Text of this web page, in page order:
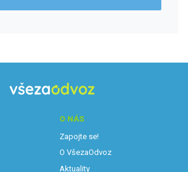
O NÁS
Zapojte se!
O VšezaOdvoz
Aktuality